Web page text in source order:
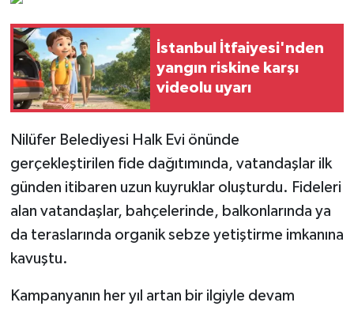
İstanbul İtfaiyesi'nden
yangın riskine karşı
videolu uyarı
Nilüfer Belediyesi Halk Evi önünde
gerçekleştirilen fide dağıtımında, vatandaşlar ilk
günden itibaren uzun kuyruklar oluşturdu. Fideleri
alan vatandaşlar, bahçelerinde, balkonlarında ya
da teraslarında organik sebze yetiştirme imkanına
kavuştu.
Kampanyanın her yıl artan bir ilgiyle devam